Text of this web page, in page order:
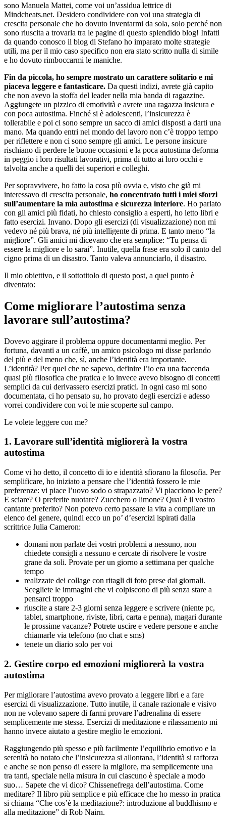
sono Manuela Mattei, come voi un’assidua lettrice di
Mindcheats.net. Desidero condividere con voi una strategia di
crescita personale che ho dovuto inventarmi da sola, solo perché non
sono riuscita a trovarla tra le pagine di questo splendido blog! Infatti
da quando conosco il blog di Stefano ho imparato molte strategie
utili, ma per il mio caso specifico non era stato scritto nulla di simile
e ho dovuto rimboccarmi le maniche.
Fin da piccola, ho sempre mostrato un carattere solitario e mi
piaceva leggere e fantasticare. Da questi indizi, avrete già capito
che non avevo la stoffa del leader nella mia banda di ragazzine.
Aggiungete un pizzico di emotività e avrete una ragazza insicura e
con poca autostima. Finché si è adolescenti, l’insicurezza è
tollerabile e poi ci sono sempre un sacco di amici disposti a darti una
mano. Ma quando entri nel mondo del lavoro non c’è troppo tempo
per riflettere e non ci sono sempre gli amici. Le persone insicure
rischiano di perdere le buone occasioni e la poca autostima deforma
in peggio i loro risultati lavorativi, prima di tutto ai loro occhi e
talvolta anche a quelli dei superiori e colleghi.
Per sopravvivere, ho fatto la cosa più ovvia e, visto che già mi
interessavo di crescita personale, ho concentrato tutti i miei sforzi
sull’aumentare la mia autostima e sicurezza interiore. Ho parlato
con gli amici più fidati, ho chiesto consiglio a esperti, ho letto libri e
fatto esercizi. Invano. Dopo gli esercizi (di visualizzazione) non mi
vedevo né più brava, né più intelligente di prima. E tanto meno “la
migliore”. Gli amici mi dicevano che era semplice: “Tu pensa di
essere la migliore e lo sarai”. Inutile, quella frase era solo il canto del
cigno prima di un disastro. Tanto valeva annunciarlo, il disastro.
Il mio obiettivo, e il sottotitolo di questo post, a quel punto è
diventato:
Come migliorare l’autostima senza
lavorare sull’autostima?
Dovevo aggirare il problema oppure documentarmi meglio. Per
fortuna, davanti a un caffè, un amico psicologo mi disse parlando
del più e del meno che, sì, anche l’identità era importante.
L’identità? Per quel che ne sapevo, definire l’io era una faccenda
quasi più filosofica che pratica e io invece avevo bisogno di concetti
semplici da cui derivassero esercizi pratici. In ogni caso mi sono
documentata, ci ho pensato su, ho provato degli esercizi e adesso
vorrei condividere con voi le mie scoperte sul campo.
Le volete leggere con me?
1. Lavorare sull’identità migliorerà la vostra
autostima
Come vi ho detto, il concetto di io e identità sfiorano la filosofia. Per
semplificare, ho iniziato a pensare che l’identità fossero le mie
preferenze: vi piace l’uovo sodo o strapazzato? Vi piacciono le pere?
E sciare? O preferite nuotare? Zucchero o limone? Qual è il vostro
cantante preferito? Non potevo certo passare la vita a compilare un
elenco del genere, quindi ecco un po’ d’esercizi ispirati dalla
scrittrice Julia Cameron:
domani non parlate dei vostri problemi a nessuno, non
chiedete consigli a nessuno e cercate di risolvere le vostre
grane da soli. Provate per un giorno a settimana per qualche
tempo
realizzate dei collage con ritagli di foto prese dai giornali.
Scegliete le immagini che vi colpiscono di più senza stare a
pensarci troppo
riuscite a stare 2-3 giorni senza leggere e scrivere (niente pc,
tablet, smartphone, riviste, libri, carta e penna), magari durante
le prossime vacanze? Potrete uscire e vedere persone e anche
chiamarle via telefono (no chat e sms)
tenete un diario solo per voi
2. Gestire corpo ed emozioni migliorerà la vostra
autostima
Per migliorare l’autostima avevo provato a leggere libri e a fare
esercizi di visualizzazione. Tutto inutile, il canale razionale e visivo
non ne volevano sapere di farmi provare l’adrenalina di essere
semplicemente me stessa. Esercizi di meditazione e rilassamento mi
hanno invece aiutato a gestire meglio le emozioni.
Raggiungendo più spesso e più facilmente l’equilibrio emotivo e la
serenità ho notato che l’insicurezza si allontana, l’identità si rafforza
e anche se non penso di essere la migliore, ma semplicemente una
tra tanti, speciale nella misura in cui ciascuno è speciale a modo
suo… Sapete che vi dico? Chissenefrega dell’autostima. Come
meditare? Il libro più semplice e più efficace che ho messo in pratica
si chiama “Che cos’è la meditazione?: introduzione al buddhismo e
alla meditazione” di Rob Nairn.